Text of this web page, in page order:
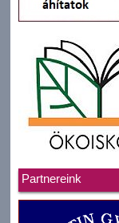
Partnereink